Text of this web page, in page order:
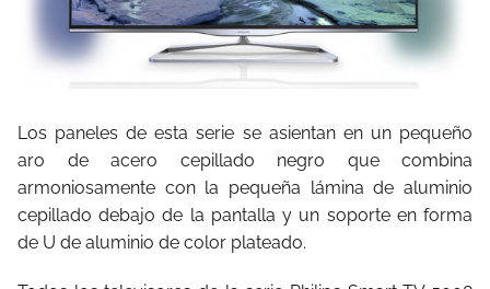
Los paneles de esta serie se asientan en un pequeño
aro de acero cepillado negro que combina
armoniosamente con la pequeña lámina de aluminio
cepillado debajo de la pantalla y un soporte en forma
de U de aluminio de color plateado.